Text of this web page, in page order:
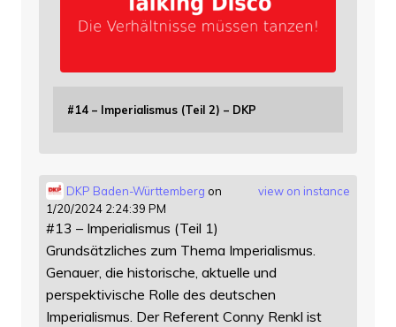
#14 – Imperialismus (Teil 2) – DKP
view on instance
DKP Baden-Württemberg on
1/20/2024 2:24:39 PM
#13 – Imperialismus (Teil 1)
Grundsätzliches zum Thema Imperialismus.
Genauer, die historische, aktuelle und
perspektivische Rolle des deutschen
Imperialismus. Der Referent Conny Renkl ist